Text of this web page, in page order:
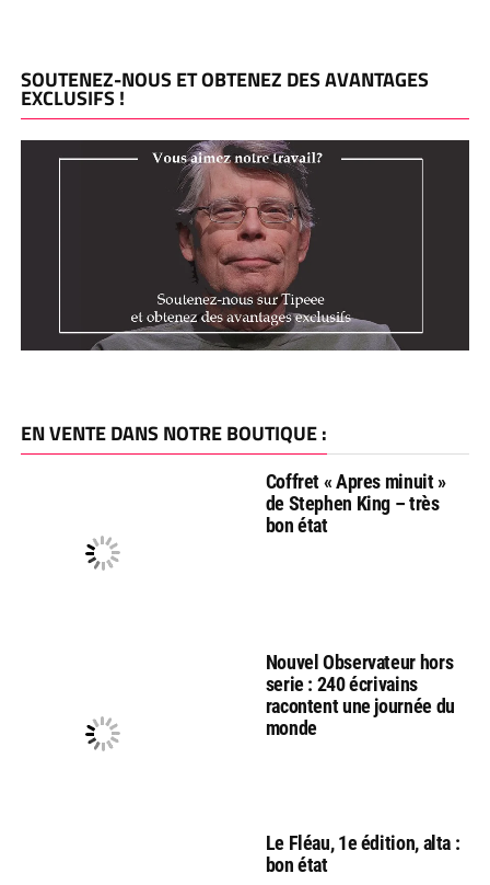
SOUTENEZ-NOUS ET OBTENEZ DES AVANTAGES
EXCLUSIFS !
EN VENTE DANS NOTRE BOUTIQUE :
Coffret « Apres minuit »
de Stephen King – très
bon état
Nouvel Observateur hors
serie : 240 écrivains
racontent une journée du
monde
Le Fléau, 1e édition, alta :
bon état